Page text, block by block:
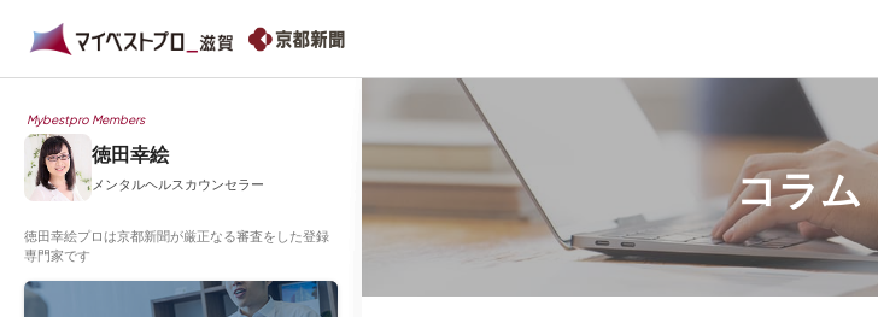
Mybestpro Members
徳田幸絵
メンタルヘルスカウンセラー
徳田幸絵プロは京都新聞が厳正なる審査をした登録
専門家です
コラム